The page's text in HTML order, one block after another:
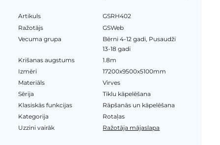
Artikuls
GSRH402
Ražotājs
GSWeb
Vecuma grupa
Bērni 4-12 gadi, Pusaudži
13-18 gadi
Krišanas augstums
1.8m
Izmēri
17200x9500x5100mm
Materiāls
Virves
Sērija
Tīklu kāpelēšana
Klasiskās funkcijas
Rāpšanās un kāpelēšana
Kategorija
Rotaļas
Uzzini vairāk
Ražotāja mājaslapa